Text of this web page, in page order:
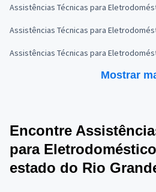
Assistências Técnicas para
Assistências Técnicas para
Assistências Técnicas para
Mostrar
Encontre
para
estado do Rio